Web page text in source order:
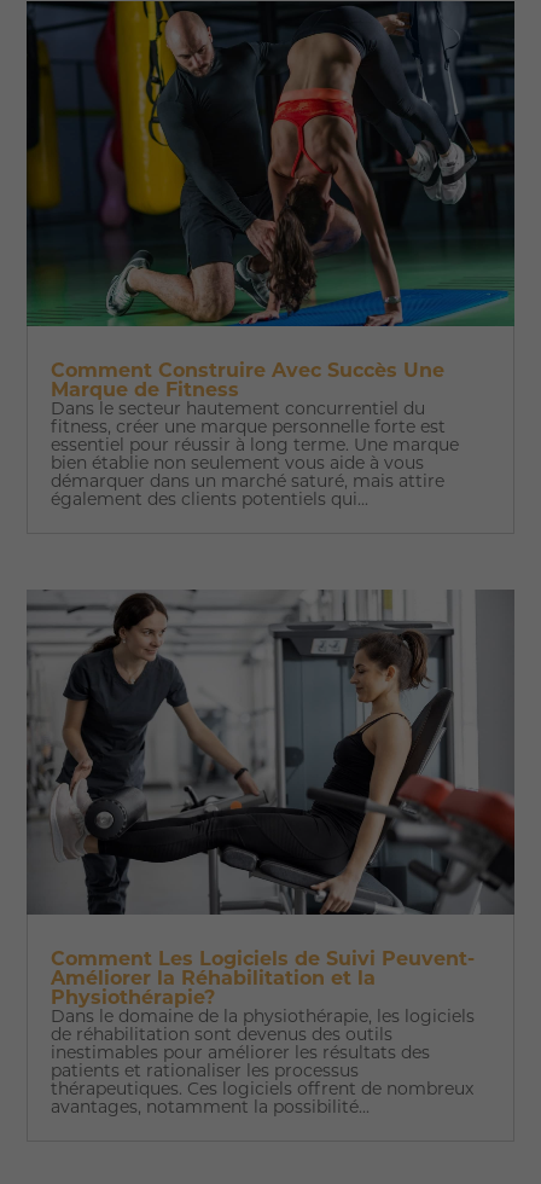
Comment Construire Avec Succès Une
Marque de Fitness
Dans le secteur hautement concurrentiel du
fitness, créer une marque personnelle forte est
essentiel pour réussir à long terme. Une marque
bien établie non seulement vous aide à vous
démarquer dans un marché saturé, mais attire
également des clients potentiels qui...
Comment Les Logiciels de Suivi Peuvent-
Améliorer la Réhabilitation et la
Physiothérapie?
Dans le domaine de la physiothérapie, les logiciels
de réhabilitation sont devenus des outils
inestimables pour améliorer les résultats des
patients et rationaliser les processus
thérapeutiques. Ces logiciels offrent de nombreux
avantages, notamment la possibilité...